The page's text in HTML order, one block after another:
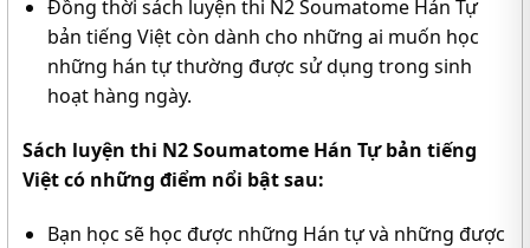
Đồng thời sách luyện thi N2 Soumatome Hán Tự
bản tiếng Việt còn dành cho những ai muốn học
những hán tự thường được sử dụng trong sinh
hoạt hàng ngày.
Sách luyện thi N2 Soumatome Hán Tự bản tiếng
Việt có những điểm nổi bật sau:
Bạn học sẽ học được những Hán tự và những được